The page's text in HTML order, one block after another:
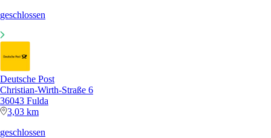
geschlossen
Deutsche Post
Christian-Wirth-Straße 6
36043 Fulda
3,03 km
geschlossen